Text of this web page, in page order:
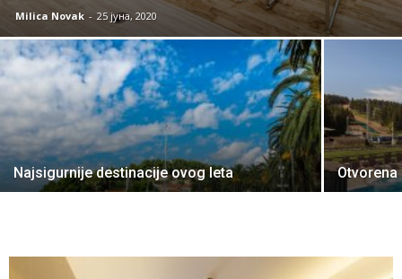
Milica Novak - 25 јуна, 2020
Najsigurnije destinacije ovog leta